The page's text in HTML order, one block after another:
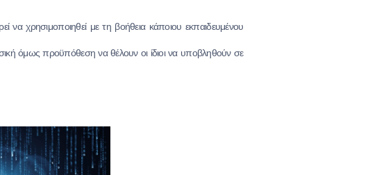
να χρησιμοποιηθεί με τη βοήθεια κάποιου εκπαιδευμένου
όμως προϋπόθεση να θέλουν οι ίδιοι να υποβληθούν σε